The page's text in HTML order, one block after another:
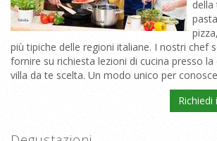
della
più tipiche delle regioni italiane. I nostri chef
fornire su richiesta lezioni di cucina presso la
villa da te scelta. Un modo unico per